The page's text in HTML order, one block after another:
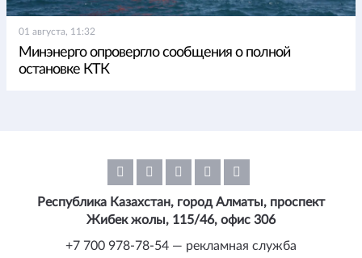
01 августа, 11:32
Минэнерго опровергло сообщения о полной
остановке КТК
Республика Казахстан, город Алматы, проспект
Жибек жолы, 115/46, офис 306
+7 700 978-78-54 — рекламная служба